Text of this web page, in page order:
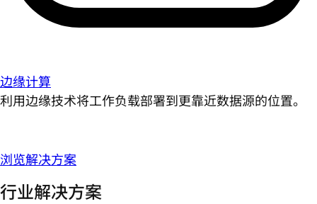
边缘计算
利用边缘技术将工作负载部署到更靠近数据源的位置。
浏览解决方案
行业解决方案